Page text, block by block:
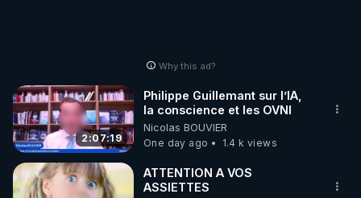
Why this ad?
2:07:19
Philippe Guillemant sur l’IA,
la conscience et les OVNI
Nicolas BOUVIER
One day ago
1.4 k views
ATTENTION A VOS
ASSIETTES